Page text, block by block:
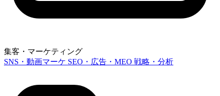
集客・マーケティング
SNS・動画マーケ SEO・広告・MEO 戦略・分析